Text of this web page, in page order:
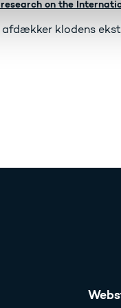
on the
klodens